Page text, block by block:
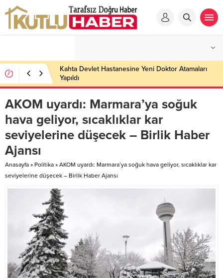
Kahta Devlet Hastanesine Yeni Doktor Atamaları
Yapıldı
AKOM uyardı: Marmara’ya soğuk
hava geliyor, sıcaklıklar kar
seviyelerine düşecek – Birlik Haber
Ajansı
Anasayfa » Politika » AKOM uyardı: Marmara’ya soğuk hava geliyor, sıcaklıklar kar
seviyelerine düşecek – Birlik Haber Ajansı